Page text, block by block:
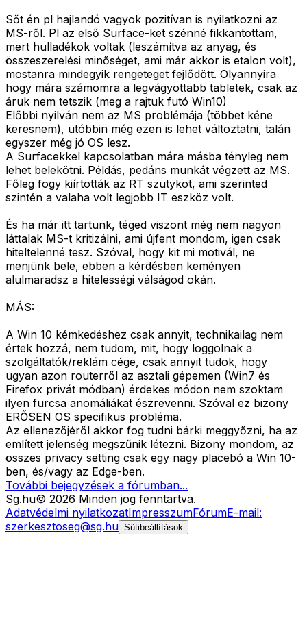
Sőt én pl hajlandó vagyok pozitívan is nyilatkozni az
MS-ről. Pl az első Surface-ket szénné fikkantottam,
mert hulladékok voltak (leszámítva az anyag, és
összeszerelési minőséget, ami már akkor is etalon volt),
mostanra mindegyik rengeteget fejlődött. Olyannyira
hogy mára számomra a legvágyottabb tabletek, csak az
áruk nem tetszik (meg a rajtuk futó Win10)
Előbbi nyilván nem az MS problémája (többet kéne
keresnem), utóbbin még ezen is lehet változtatni, talán
egyszer még jó OS lesz.
A Surfacekkel kapcsolatban mára másba tényleg nem
lehet belekötni. Példás, pedáns munkát végzett az MS.
Főleg fogy kiírtották az RT szutykot, ami szerinted
szintén a valaha volt legjobb IT eszköz volt.
És ha már itt tartunk, téged viszont még nem nagyon
láttalak MS-t kritizálni, ami újfent mondom, igen csak
hiteltelenné tesz. Szóval, hogy kit mi motivál, ne
menjünk bele, ebben a kérdésben keményen
alulmaradsz a hitelességi válságod okán.
MÁS:
A Win 10 kémkedéshez csak annyit, technikailag nem
értek hozzá, nem tudom, mit, hogy loggolnak a
szolgáltatók/reklám cége, csak annyit tudok, hogy
ugyan azon routerről az asztali gépemen (Win7 és
Firefox privát módban) érdekes módon nem szoktam
ilyen furcsa anomáliákat észrevenni. Szóval ez bizony
ERŐSEN OS specifikus probléma.
Az ellenezőjéről akkor fog tudni bárki meggyőzni, ha az
említett jelenség megszűnik létezni. Bizony mondom, az
összes privacy setting csak egy nagy placebó a Win 10-
ben, és/vagy az Edge-ben.
További bejegyzések a fórumban...
Sg.hu© 2026 Minden jog fenntartva.
Adatvédelmi nyilatkozatImpresszumFórumE-mail:
szerkesztoseg@sg.hu Sütibeállítások